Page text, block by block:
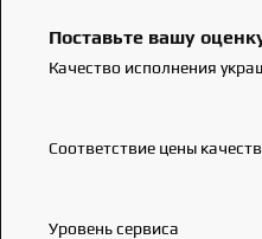
Поставьте вашу
Качество исполнения
Соответствие цены
Уровень сервиса